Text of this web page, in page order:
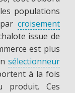
populations
croisement
issue de
est plus
sélectionneur
à la fois
Ces